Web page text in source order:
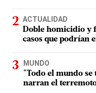
ACTUALIDAD
Doble homicidio y
casos que podrían
MUNDO
"Todo el mundo
narran el